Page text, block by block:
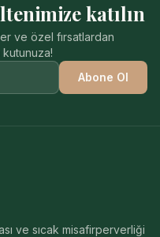
katılın
ve özel fırsatlardan
Abone Ol
ve sıcak misafirperverliği